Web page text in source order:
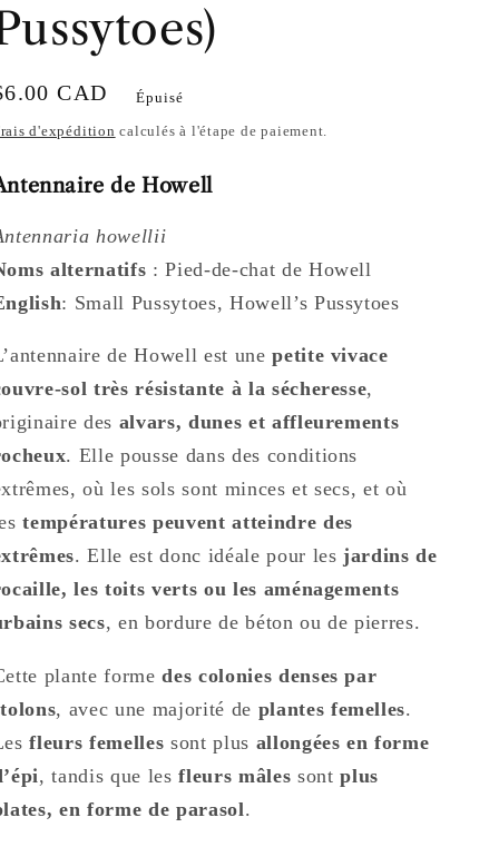
CAD Épuisé
d'expédition calculés à l'étape de paiement.
de Howell
howellii
alternatifs : Pied-de-chat de Howell
: Small Pussytoes, Howell’s Pussytoes
de Howell est unepetite vivace
sol très résistante à la sécheresse,
des alvars, dunes et affleurements
. Elle pousse dans des conditions
où les sols sont minces et secs, et où
températures peuvent atteindre des
. Elle est donc idéale pour les jardins de
les toits verts ou les aménagements
secs, en bordure de béton ou de pierres.
plante formedes colonies denses par
, avec une majorité de plantes femelles.
fleurs femelles sont plus allongées en forme
, tandis que lesfleurs mâles sontplus
en forme de parasol.